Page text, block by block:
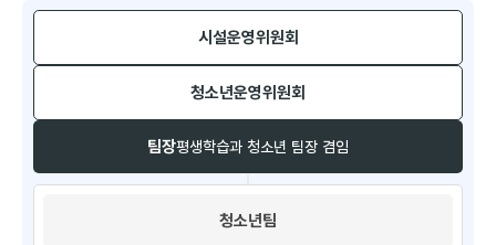
시설운영위원회​
팀장평생학습과 청소년 팀장 겸임
청소년운영위원회​
청소년팀​